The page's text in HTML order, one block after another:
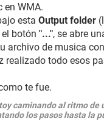
en WMA.
esta Output folder
botón "...", se abre
archivo de musica
realizado todo esos
te fue.
caminando al ritmo de
los pasos hasta la